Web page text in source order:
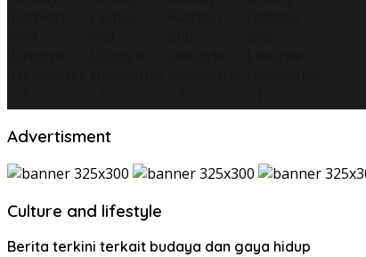
Advertisment
Culture and lifestyle
Berita terkini terkait budaya dan gaya hidup